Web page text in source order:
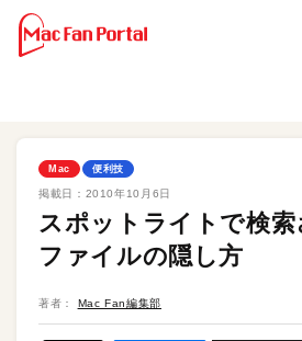
Mac 便利技
掲載日： 2010年10月6日
スポットライトで検
ファイルの隠し方
著者： Mac Fan編集部